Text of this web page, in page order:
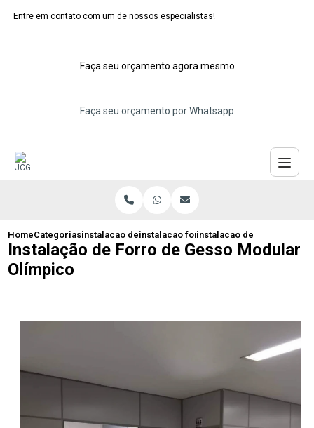
Entre em contato com um de nossos especialistas!
Faça seu orçamento agora mesmo
Faça seu orçamento por Whatsapp
HomeCategoriasinstalacao de forros moduladores
instalacao forro de isopor modular
instalacao de forro de
Instalação de Forro de Gesso Modular
Olímpico